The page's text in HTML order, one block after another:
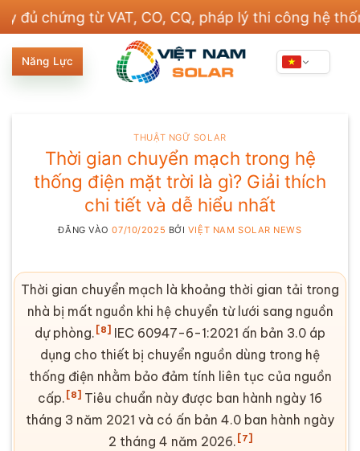
qua
nội
dung
từ VAT, CO, CQ, pháp lý thi công hệ thống
Năng Lực
THUẬT NGỮ SOLAR
Thời gian chuyển mạch trong hệ
thống điện mặt trời là gì? Giải thích
chi tiết và dễ hiểu nhất
ĐĂNG VÀO07/10/2025 BỞI VIỆT NAM SOLAR NEWS
Thời gian chuyển mạch là khoảng thời gian tải trong
nhà bị mất nguồn khi hệ chuyển từ lưới sang nguồn
dự phòng. [8] IEC 60947-6-1:2021 ấn bản 3.0 áp
dụng cho thiết bị chuyển nguồn dùng trong hệ
thống điện nhằm bảo đảm tính liên tục của nguồn
cấp. [8] Tiêu chuẩn này được ban hành ngày 16
tháng 3 năm 2021 và có ấn bản 4.0 ban hành ngày
2 tháng 4 năm 2026. [7]